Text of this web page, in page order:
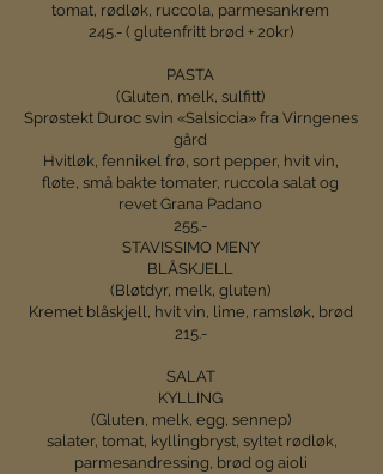
tomat, rødløk, ruccola, parmesankrem
245.- ( glutenfritt brød + 20kr)
PASTA
(Gluten, melk, sulfitt)
Sprøstekt Duroc svin «Salsiccia» fra Virngenes
gård
Hvitløk, fennikel frø, sort pepper, hvit vin,
fløte, små bakte tomater, ruccola salat og
revet Grana Padano
255.-
STAVISSIMO MENY
BLÅSKJELL
(Bløtdyr, melk, gluten)
Kremet blåskjell, hvit vin, lime, ramsløk, brød
215.-
SALAT
KYLLING
(Gluten, melk, egg, sennep)
salater, tomat, kyllingbryst, syltet rødløk,
parmesandressing, brød og aioli